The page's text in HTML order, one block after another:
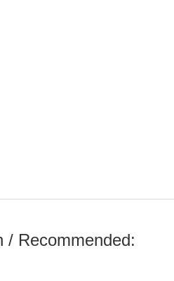
/ Recommended: